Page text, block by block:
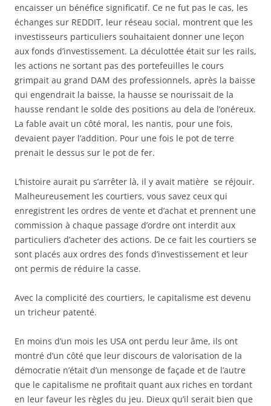
encaisser un bénéfice significatif. Ce ne fut pas le cas, les
échanges sur REDDIT, leur réseau social, montrent que les
investisseurs particuliers souhaitaient donner une leçon
aux fonds d’investissement. La déculottée était sur les rails,
les actions ne sortant pas des portefeuilles le cours
grimpait au grand DAM des professionnels, après la baisse
qui engendrait la baisse, la hausse se nourissait de la
hausse rendant le solde des positions au dela de l’onéreux.
La fable avait un côté moral, les nantis, pour une fois,
devaient payer l’addition. Pour une fois le pot de terre
prenait le dessus sur le pot de fer.
L’histoire aurait pu s’arrêter là, il y avait matière se réjouir.
Malheureusement les courtiers, vous savez ceux qui
enregistrent les ordres de vente et d’achat et prennent une
commission à chaque passage d’ordre ont interdit aux
particuliers d’acheter des actions. De ce fait les courtiers se
sont placés aux ordres des fonds d’investissement et leur
ont permis de réduire la casse.
Avec la complicité des courtiers, le capitalisme est devenu
un tricheur patenté.
En moins d’un mois les USA ont perdu leur âme, ils ont
montré d’un côté que leur discours de valorisation de la
démocratie n’était d’un mensonge de façade et de l’autre
que le capitalisme ne profitait quant aux riches en tordant
en leur faveur les règles du jeu. Dieux qu’il serait bien que